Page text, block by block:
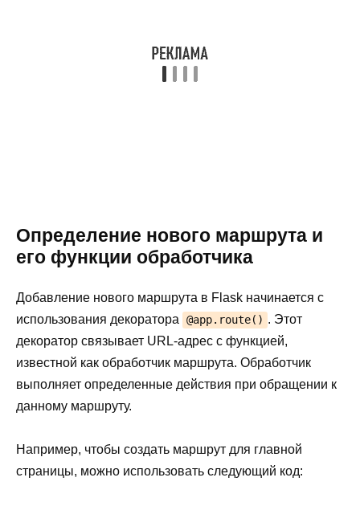
Определение нового маршрута и
его функции обработчика
Добавление нового маршрута в Flask начинается с
использования декоратора
@app.route() . Этот
декоратор связывает URL-адрес с функцией,
известной как обработчик маршрута. Обработчик
выполняет определенные действия при обращении к
данному маршруту.
Например, чтобы создать маршрут для главной
страницы, можно использовать следующий код: